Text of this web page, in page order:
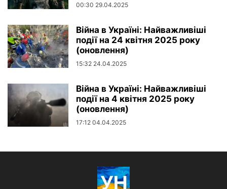
00:30 29.04.2025
Війна в Україні: Найважливіші
події на 24 квітня 2025 року
(оновлення)
15:32 24.04.2025
Війна в Україні: Найважливіші
події на 4 квітня 2025 року
(оновлення)
17:12 04.04.2025